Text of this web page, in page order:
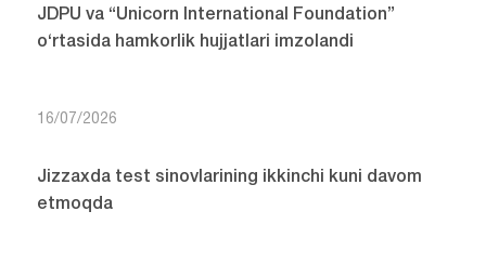
JDPU va “Unicorn International Foundation”
o‘rtasida hamkorlik hujjatlari imzolandi
16/07/2026
Jizzaxda test sinovlarining ikkinchi kuni davom
etmoqda